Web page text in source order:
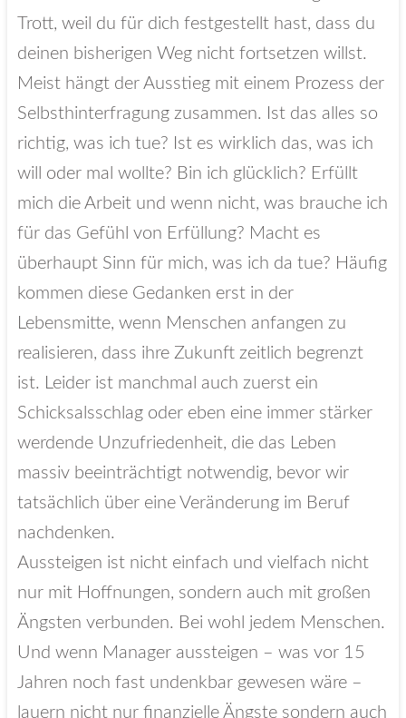
Trott, weil du für dich festgestellt hast, dass du
deinen bisherigen Weg nicht fortsetzen willst.
Meist hängt der Ausstieg mit einem Prozess der
Selbsthinterfragung zusammen. Ist das alles so
richtig, was ich tue? Ist es wirklich das, was ich
will oder mal wollte? Bin ich glücklich? Erfüllt
mich die Arbeit und wenn nicht, was brauche ich
für das Gefühl von Erfüllung? Macht es
überhaupt Sinn für mich, was ich da tue? Häufig
kommen diese Gedanken erst in der
Lebensmitte, wenn Menschen anfangen zu
realisieren, dass ihre Zukunft zeitlich begrenzt
ist. Leider ist manchmal auch zuerst ein
Schicksalsschlag oder eben eine immer stärker
werdende Unzufriedenheit, die das Leben
massiv beeinträchtigt notwendig, bevor wir
tatsächlich über eine Veränderung im Beruf
nachdenken.
Aussteigen ist nicht einfach und vielfach nicht
nur mit Hoffnungen, sondern auch mit großen
Ängsten verbunden. Bei wohl jedem Menschen.
Und wenn Manager aussteigen – was vor 15
Jahren noch fast undenkbar gewesen wäre –
lauern nicht nur finanzielle Ängste sondern auch